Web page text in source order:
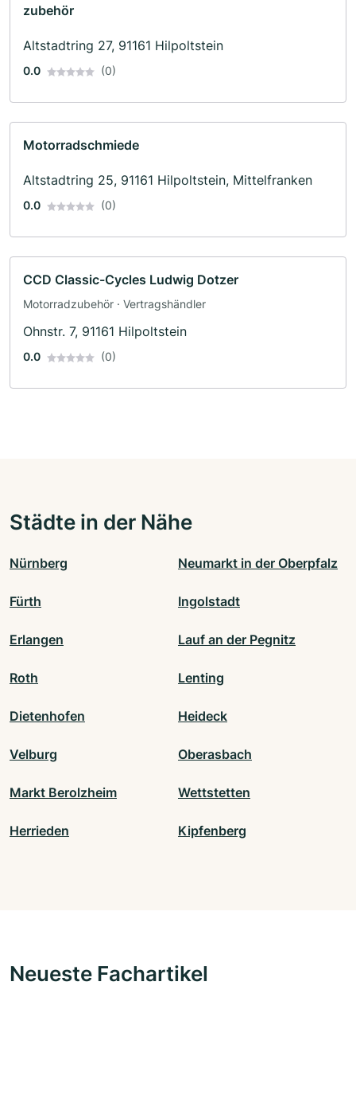
zubehör
Altstadtring 27, 91161 Hilpoltstein
0.0 (0)
Motorradschmiede
Altstadtring 25, 91161 Hilpoltstein, Mittelfranken
0.0 (0)
CCD Classic-Cycles Ludwig Dotzer
Motorradzubehör · Vertragshändler
Ohnstr. 7, 91161 Hilpoltstein
0.0 (0)
Städte in der Nähe
Nürnberg Neumarkt in der Oberpfalz
Fürth Ingolstadt
Erlangen Lauf an der Pegnitz
Roth Lenting
Dietenhofen Heideck
Velburg Oberasbach
Markt Berolzheim Wettstetten
Herrieden Kipfenberg
Neueste Fachartikel